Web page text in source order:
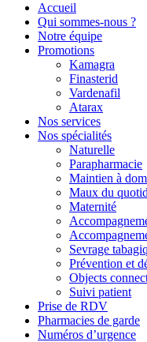
Accueil
Qui sommes-nous ?
Notre équipe
Promotions
Kamagra
Finasterid
Vardenafil
Atarax
Nos services
Nos spécialités
Naturelle
Parapharmacie
Maintien à
Maux du
Maternité
Sevrage
Prévention et
Objects
Suivi patient
Prise de RDV
Pharmacies de garde
Numéros d’urgence